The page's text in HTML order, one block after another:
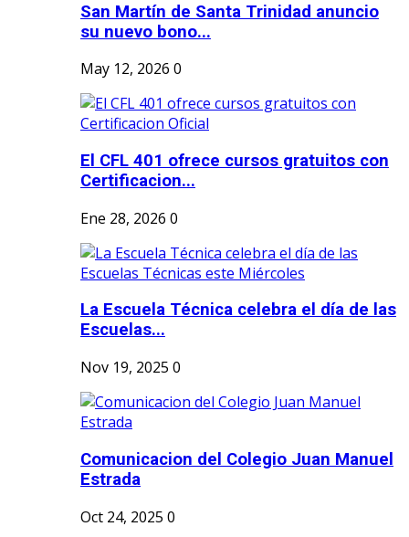
San Martín de Santa Trinidad anuncio
su nuevo bono...
May 12, 2026 0
El CFL 401 ofrece cursos gratuitos con
Certificacion...
Ene 28, 2026 0
La Escuela Técnica celebra el día de las
Escuelas...
Nov 19, 2025 0
Comunicacion del Colegio Juan Manuel
Estrada
Oct 24, 2025 0